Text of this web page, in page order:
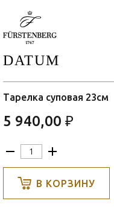
DATUM
Тарелка суповая 23см
5 940,00 ₽
В КОРЗИНУ